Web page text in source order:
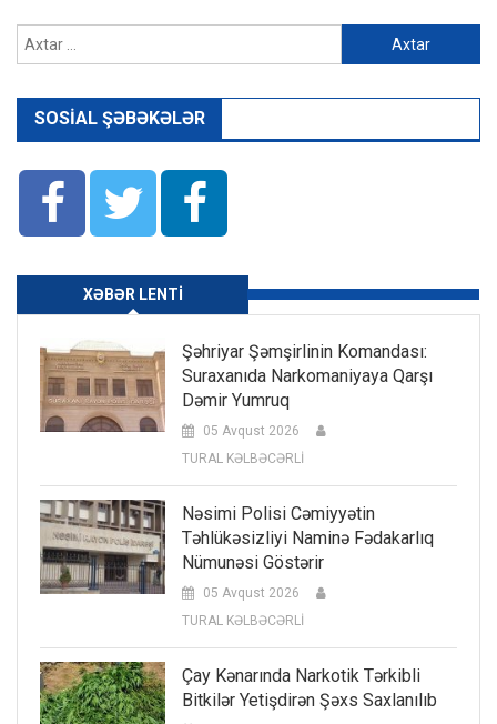
SOSIAL ŞƏBƏKƏLƏR
XƏBƏR LENTI
Şəhriyar Şəmşirlinin Komandası:
Suraxanıda Narkomaniyaya Qarşı
Dəmir Yumruq
05 Avqust 2026
TURAL KƏLBƏCƏRLİ
Nəsimi Polisi Cəmiyyətin
Təhlükəsizliyi Naminə Fədakarlıq
Nümunəsi Göstərir
05 Avqust 2026
TURAL KƏLBƏCƏRLİ
Çay Kənarında Narkotik Tərkibli
Bitkilər Yetişdirən Şəxs Saxlanılıb